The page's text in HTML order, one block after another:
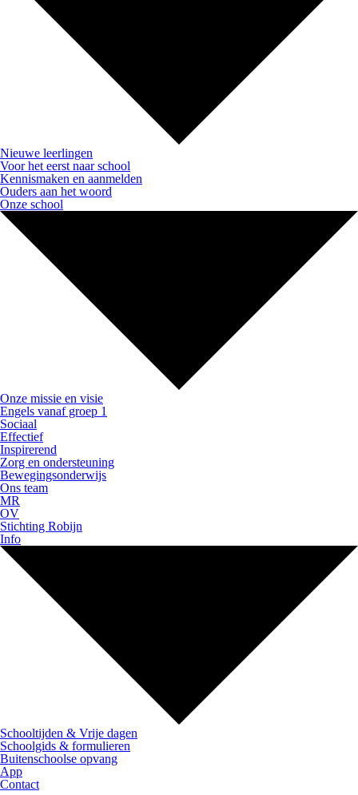
Nieuwe leerlingen
Voor het eerst naar school
Kennismaken en aanmelden
Ouders aan het woord
Onze school
Onze missie en visie
Engels vanaf groep 1
Sociaal
Effectief
Inspirerend
Zorg en ondersteuning
Bewegingsonderwijs
Ons team
MR
OV
Stichting Robijn
Info
Schooltijden & Vrije dagen
Schoolgids & formulieren
Buitenschoolse opvang
App
Contact